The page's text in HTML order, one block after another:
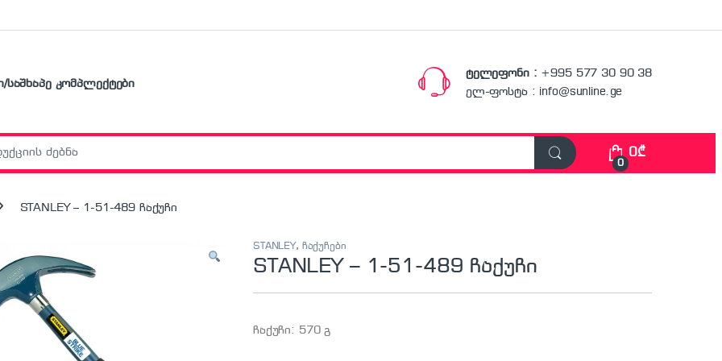
საშხაპე კომპლექტები
ტელეფონი : +995 577 30 90 38
ელ-ფოსტა : info@sunline.ge
0
0₾
STANLEY – 1-51-489 ჩაქუჩი
STANLEY, ჩაქუჩები
STANLEY – 1-51-489 ჩაქუჩი
ჩაქუჩი: 570 გ